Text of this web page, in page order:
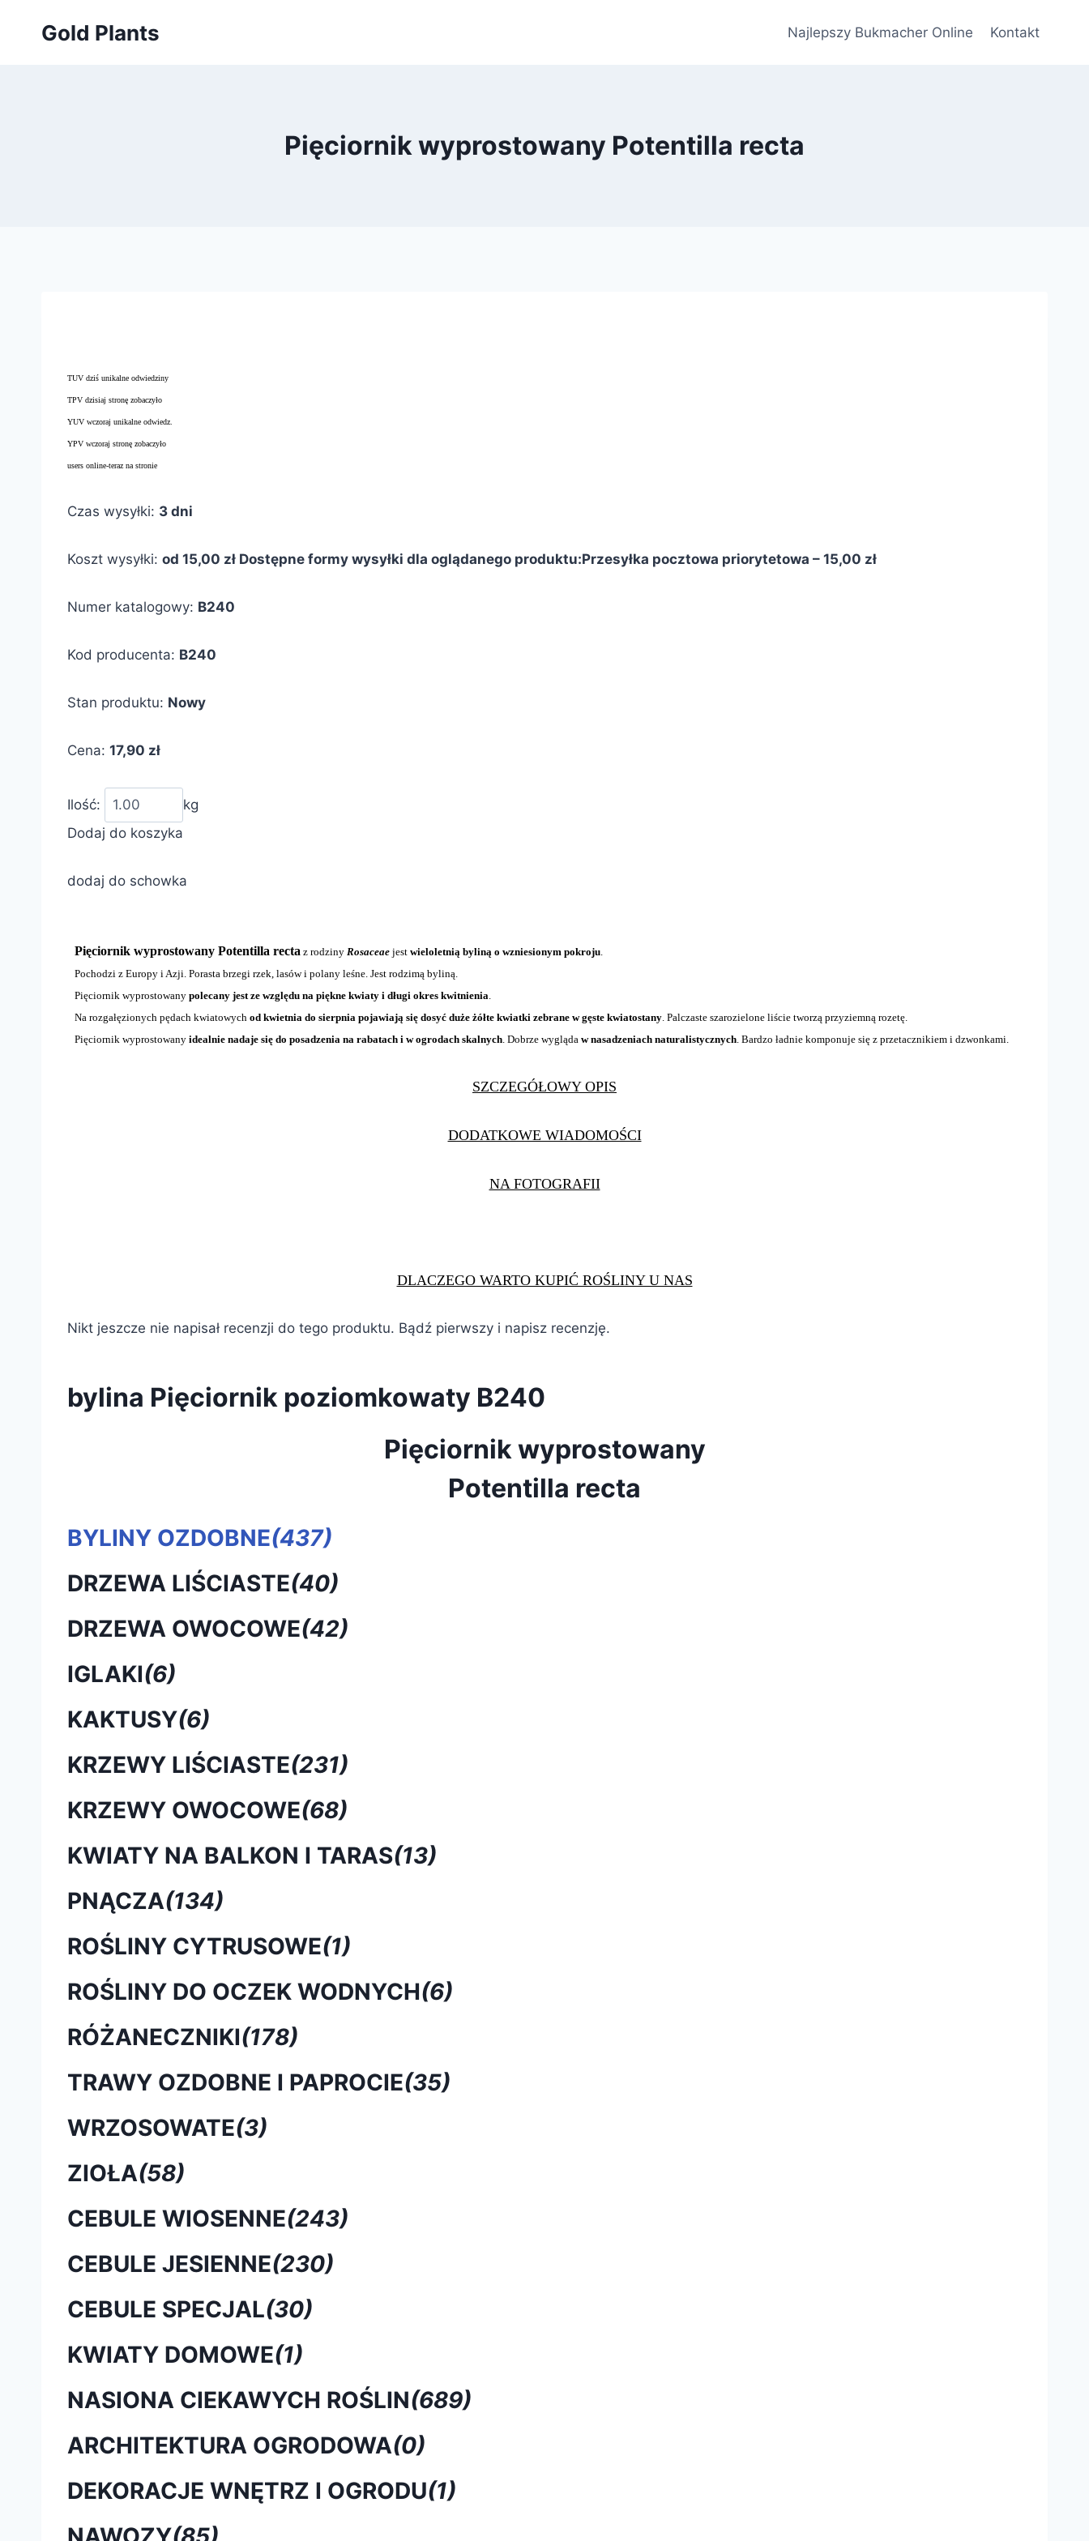
Gold Plants Najlepszy Bukmacher Online Kontakt
Pięciornik wyprostowany Potentilla recta
TUV dziś unikalne odwiedziny
TPV dzisiaj stronę zobaczyło
YUV wczoraj unikalne odwiedz.
YPV wczoraj stronę zobaczyło
users online-teraz na stronie
Czas wysyłki: 3 dni
Koszt wysyłki: od 15,00 zł Dostępne formy wysyłki dla oglądanego produktu:Przesyłka pocztowa priorytetowa – 15,00 zł
Numer katalogowy: B240
Kod producenta: B240
Stan produktu: Nowy
Cena: 17,90 zł
Ilość:
kg
Dodaj do koszyka
dodaj do schowka
Pięciornik wyprostowany Potentilla recta z rodziny Rosaceae jest wieloletnią byliną o wzniesionym pokroju
Pochodzi z Europy i Azji. Porasta brzegi rzek, lasów i polany leśne. Jest rodzimą byliną.
Pięciornik wyprostowany polecany jest ze względu na piękne kwiaty i długi okres kwitnienia
Na rozgałęzionych pędach kwiatowych od kwietnia do sierpnia pojawiają się dosyć duże żółte kwiatki zebrane w gęste kwiatostany . Palczaste szarozielone liście tworzą przyziemną rozetę.
Pięciornik wyprostowany idealnie nadaje się do posadzenia na rabatach i w ogrodach skalnych . Dobrze wygląda w nasadzeniach naturalistycznych . Bardzo ładnie komponuje się z przetacznikiem i dzwonkami.
SZCZEGÓŁOWY OPIS
DODATKOWE WIADOMOŚCI
NA FOTOGRAFII
DLACZEGO WARTO KUPIĆ ROŚLINY U NAS
Nikt jeszcze nie napisał recenzji do tego produktu. Bądź pierwszy i napisz recenzję.
bylina Pięciornik poziomkowaty B240
Pięciornik wyprostowany
Potentilla recta
BYLINY OZDOBNE(437)
DRZEWA LIŚCIASTE(40)
DRZEWA OWOCOWE(42)
IGLAKI(6)
KAKTUSY(6)
KRZEWY LIŚCIASTE(231)
KRZEWY OWOCOWE(68)
KWIATY NA BALKON I TARAS(13)
PNĄCZA(134)
ROŚLINY CYTRUSOWE(1)
ROŚLINY DO OCZEK WODNYCH(6)
RÓŻANECZNIKI(178)
TRAWY OZDOBNE I PAPROCIE(35)
WRZOSOWATE(3)
ZIOŁA(58)
CEBULE WIOSENNE(243)
CEBULE JESIENNE(230)
CEBULE SPECJAL(30)
KWIATY DOMOWE(1)
NASIONA CIEKAWYCH ROŚLIN(689)
ARCHITEKTURA OGRODOWA(0)
DEKORACJE WNĘTRZ I OGRODU(1)